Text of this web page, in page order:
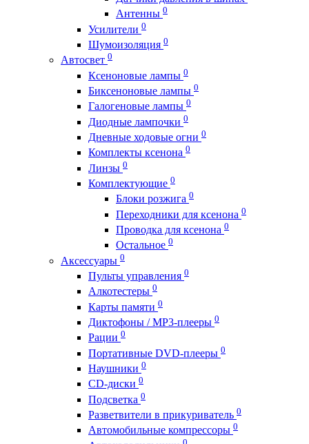
Антенны 0
Усилители 0
Шумоизоляция 0
Автосвет 0
Ксеноновые лампы 0
Биксеноновые лампы 0
Галогеновые лампы 0
Диодные лампочки 0
Дневные ходовые огни 0
Комплекты ксенона 0
Линзы 0
Комплектующие 0
Блоки розжига 0
Переходники для ксенона 0
Проводка для ксенона 0
Остальное 0
Аксессуары 0
Пульты управления 0
Алкотестеры 0
Карты памяти 0
Диктофоны / MP3-плееры 0
Рации 0
Портативные DVD-плееры 0
Наушники 0
CD-диски 0
Подсветка 0
Разветвители в прикуриватель 0
Автомобильные компрессоры 0
0